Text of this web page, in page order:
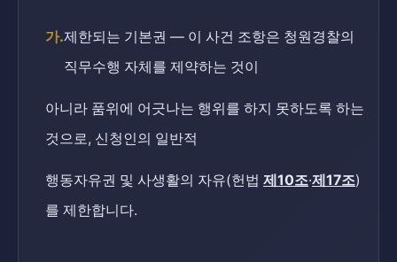
가.제한되는 기본권 — 이 사건 조항은 청원경찰의
직무수행 자체를 제약하는 것이
아니라 품위에 어긋나는 행위를 하지 못하도록 하는
것으로, 신청인의 일반적
행동자유권 및 사생활의 자유(헌법 제10조·제17조)
를 제한합니다.